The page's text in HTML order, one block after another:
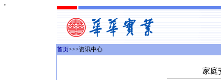
首页>>>资讯中心
家庭